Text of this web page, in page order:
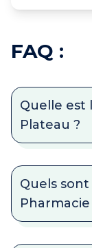
FAQ :
Quelle est
Plateau ?
Quels